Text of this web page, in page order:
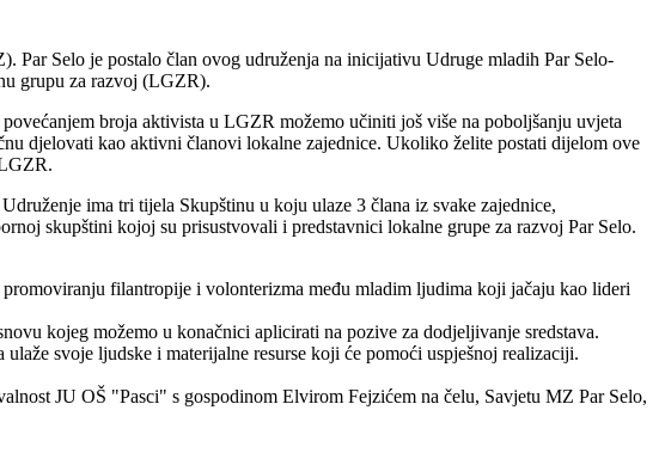
Selo je postalo član ovog udruženja na inicijativu Udruge mladih Par Selo-
grupu za razvoj (LGZR).
broja aktivista u LGZR možemo učiniti još više na poboljšanju uvjeta
djelovati kao aktivni članovi lokalne zajednice. Ukoliko želite postati dijelom ove
ima tri tijela Skupštinu u koju ulaze 3 člana iz svake zajednice,
skupštini kojoj su prisustvovali i predstavnici lokalne grupe za razvoj Par Selo.
filantropije i volonterizma među mladim ljudima koji jačaju kao lideri
kojeg možemo u konačnici aplicirati na pozive za dodjeljivanje sredstava.
svoje ljudske i materijalne resurse koji će pomoći uspješnoj realizaciji.
JU OŠ "Pasci" s gospodinom Elvirom Fejzićem na čelu, Savjetu MZ Par Selo,